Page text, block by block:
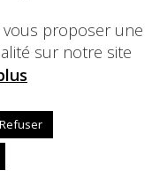
(non bio)
-Mentions
proposer une
sur notre site